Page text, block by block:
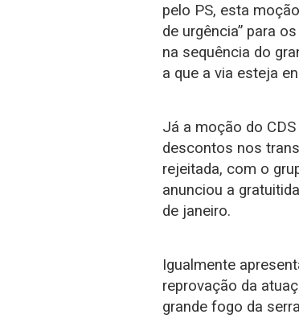
pelo PS, esta
de urgência” para
na sequência do
a que a via esteja
Já a moção do
descontos nos
rejeitada, com o
anunciou a
de janeiro.
Igualmente
reprovação da
grande fogo da